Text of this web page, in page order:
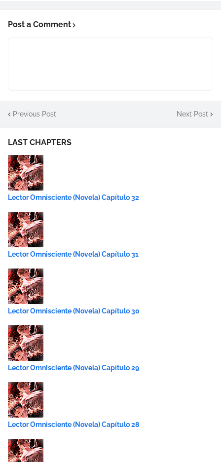
Post a Comment
Previous Post Next Post
LAST CHAPTERS
Lector Omnisciente (Novela) Capítulo 32
Lector Omnisciente (Novela) Capítulo 31
Lector Omnisciente (Novela) Capítulo 30
Lector Omnisciente (Novela) Capítulo 29
Lector Omnisciente (Novela) Capítulo 28